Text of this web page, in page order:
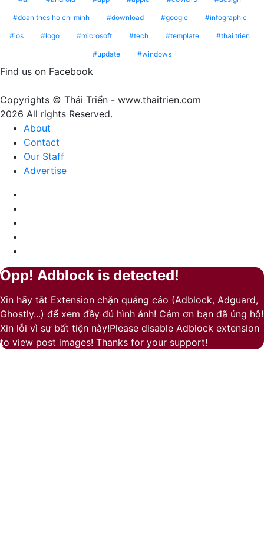
mang
1023
Fuzz
Màu
sự
nhã
nhặn
doan tncs ho chi minh download google infographic
ios logo microsoft tech template thai trien
update windows
Find us on Facebook
Copyrights © Thái Triển - www.thaitrien.com
2026 All rights Reserved.
About
Contact
Our Staff
Advertise
Facebook
Pinterest
Messenger
Messenger
Viber
Back
top
button
Close
Opp! Adblock is detected!
Xin hãy tắt Extension chặn quảng cáo (Adblock, Adguard,
Ghostly...) để xem đầy đủ hình ảnh! Cảm ơn bạn đã ủng hộ!
Xin lỗi vì sự bất tiện này!Please disable Adblock extension
to view post images! Thanks for your support!